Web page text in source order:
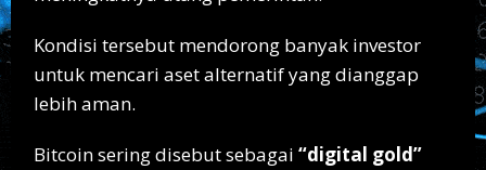
Kondisi tersebut mendorong banyak investor
untuk mencari aset alternatif yang dianggap
lebih aman.
Bitcoin sering disebut sebagai “digital gold”